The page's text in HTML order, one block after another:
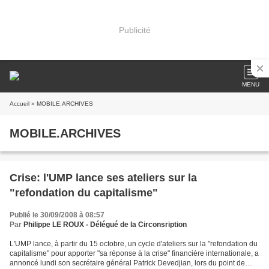
Publicité
MENU
Accueil » MOBILE.ARCHIVES
MOBILE.ARCHIVES
Crise: l'UMP lance ses ateliers sur la
"refondation du capitalisme"
Publié le 30/09/2008 à 08:57
Par Philippe LE ROUX - Délégué de la Circonsription
L'UMP lance, à partir du 15 octobre, un cycle d'ateliers sur la "refondation du
capitalisme" pour apporter "sa réponse à la crise" financière internationale, a
annoncé lundi son secrétaire général Patrick Devedjian, lors du point de